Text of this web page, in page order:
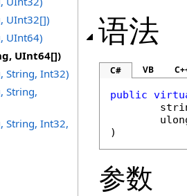
UInt32[])
UInt64)
UInt64[])
String, Int32)
String,
String, Int32,
语法
C# VB
public
)
参数